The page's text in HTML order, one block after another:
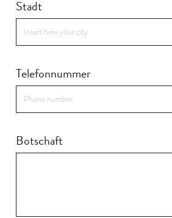
Stadt
Telefonnummer
Botschaft